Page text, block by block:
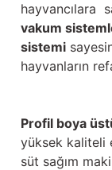
hayvancılara
vakum
sistemi
hayvanların
Profil boya
yüksek kaliteli
süt sağım